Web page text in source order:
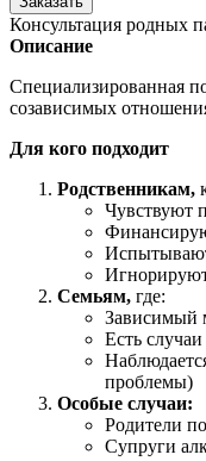
Консультация родных
Описание
Специализированная
созависимых
Для кого подходит
Родственникам,
Чувствуют
Семьям, где:
Зависимый
Есть
проблемы)
Особые случаи:
Родители
Супруги